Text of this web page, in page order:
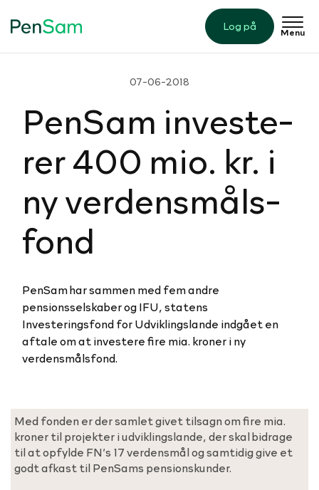
Log på Menu
07-06-2018
PenSam in­ve­ste­
rer 400 mio. kr. i
ny ver­dens­måls­
fond
PenSam har sammen med fem andre
pensionsselskaber og IFU, statens
Investeringsfond for Udviklingslande indgået en
aftale om at investere fire mia. kroner i ny
verdensmålsfond.
Med fonden er der samlet givet tilsagn om fire mia.
kroner til projekter i udviklingslande, der skal bidrage
til at opfylde FN’s 17 verdensmål og samtidig give et
godt afkast til PenSams pensionskunder.